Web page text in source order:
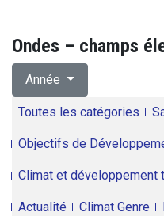
Ondes – champs
Année
Toutes les catégories
Objectifs de
Climat et développement
Actualité Climat Genre